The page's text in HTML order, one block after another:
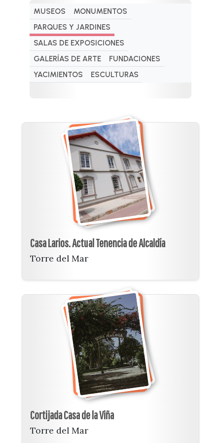
MUSEOS
MONUMENTOS
PARQUES Y JARDINES
SALAS DE EXPOSICIONES
GALERÍAS DE ARTE
FUNDACIONES
YACIMIENTOS
ESCULTURAS
Casa Larios. Actual Tenencia de Alcaldía
Torre del Mar
Cortijada Casa de la Viña
Torre del Mar